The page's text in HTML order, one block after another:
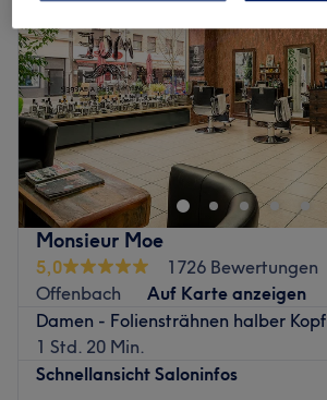
Monsieur Moe
5,0
1726 Bewertungen
Offenbach
Auf Karte anzeigen
Damen - Foliensträhnen halber Kopf
1 Std. 20 Min.
Schnellansicht Saloninfos